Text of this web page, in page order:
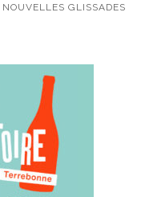
GLISSADES